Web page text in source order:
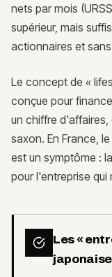
nets par mois
supérieur, mais
actionnaires et
Le concept de «
conçue pour
un chiffre
saxon. En France,
est un symptôme :
pour l'entreprise qui
Les «